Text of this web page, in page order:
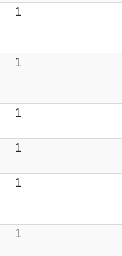
1
1
1
1
1
1